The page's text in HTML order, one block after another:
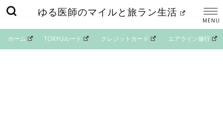
ゆる医師のマイルと旅ラン生活
ホーム TOKYUルート クレジットカード エアライン修行